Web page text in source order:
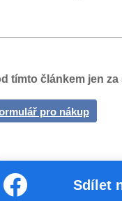
tímto článkem jen za
pro nákup
Sdílet